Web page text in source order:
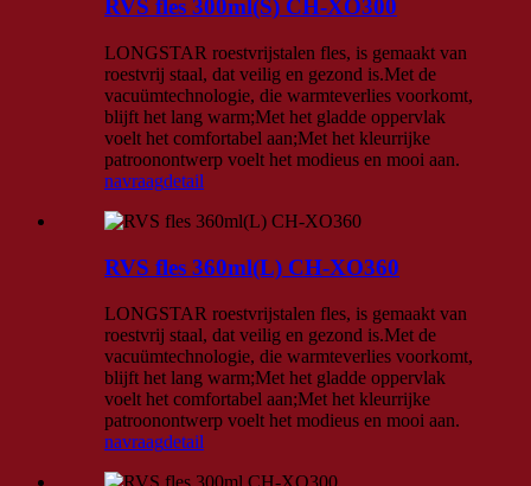
RVS fles 300ml(S) CH-XO300
LONGSTAR roestvrijstalen fles, is gemaakt van
roestvrij staal, dat veilig en gezond is.Met de
vacuümtechnologie, die warmteverlies voorkomt,
blijft het lang warm;Met het gladde oppervlak
voelt het comfortabel aan;Met het kleurrijke
patroonontwerp voelt het modieus en mooi aan.
navraagdetail
RVS fles 360ml(L) CH-XO360
LONGSTAR roestvrijstalen fles, is gemaakt van
roestvrij staal, dat veilig en gezond is.Met de
vacuümtechnologie, die warmteverlies voorkomt,
blijft het lang warm;Met het gladde oppervlak
voelt het comfortabel aan;Met het kleurrijke
patroonontwerp voelt het modieus en mooi aan.
navraagdetail